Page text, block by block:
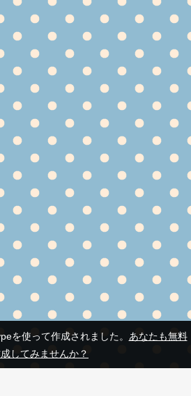
を使って作成されました。 あなたも無料
してみませんか？